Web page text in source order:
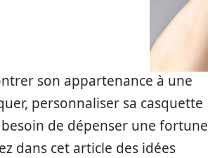
son appartenance à une
personnaliser sa casquette
besoin de dépenser une fortune
dans cet article des idées